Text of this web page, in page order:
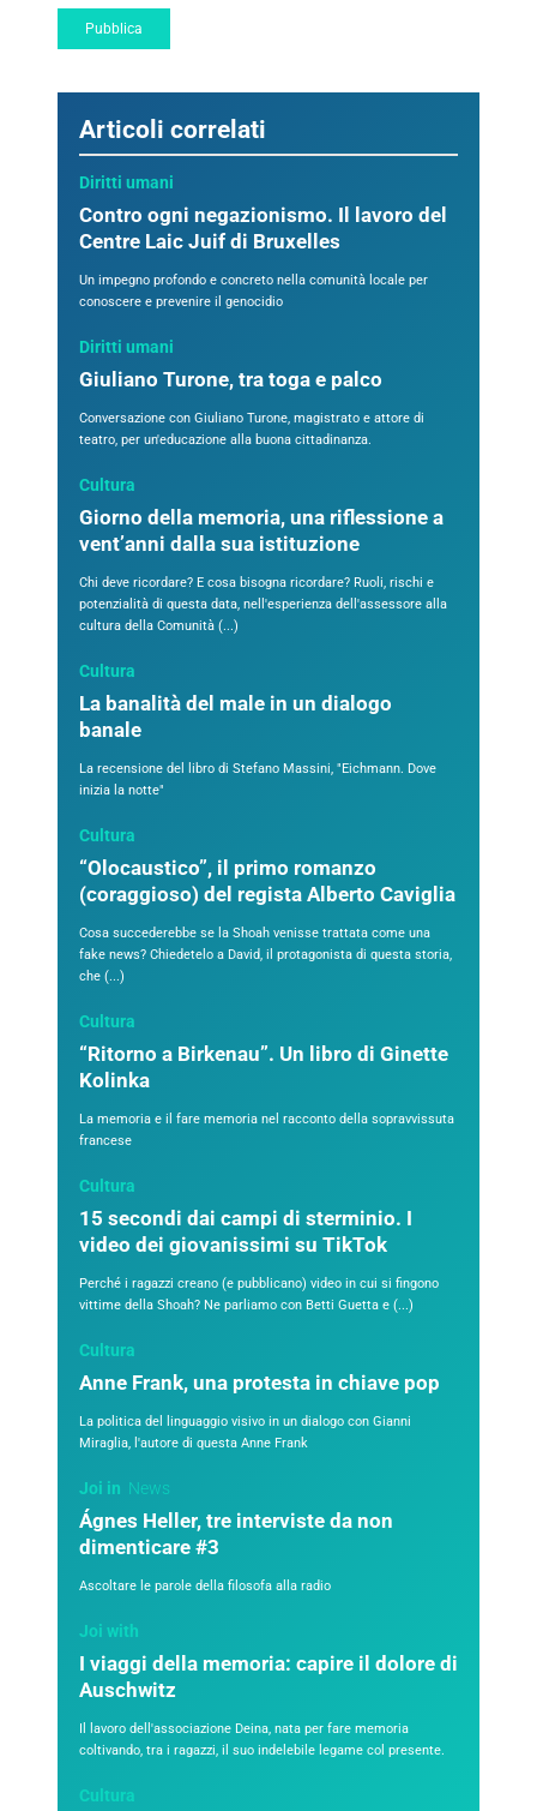
Articoli correlati
Diritti umani
Contro ogni negazionismo. Il lavoro del
Centre Laic Juif di Bruxelles
Un impegno profondo e concreto nella comunità locale per
conoscere e prevenire il genocidio
Diritti umani
Giuliano Turone, tra toga e palco
Conversazione con Giuliano Turone, magistrato e attore di
teatro, per un'educazione alla buona cittadinanza.
Cultura
Giorno della memoria, una riflessione a
vent’anni dalla sua istituzione
Chi deve ricordare? E cosa bisogna ricordare? Ruoli, rischi e
potenzialità di questa data, nell'esperienza dell'assessore alla
cultura della Comunità (...)
Cultura
La banalità del male in un dialogo
banale
La recensione del libro di Stefano Massini, "Eichmann. Dove
inizia la notte"
Cultura
“Olocaustico”, il primo romanzo
(coraggioso) del regista Alberto Caviglia
Cosa succederebbe se la Shoah venisse trattata come una
fake news? Chiedetelo a David, il protagonista di questa storia,
che (...)
Cultura
“Ritorno a Birkenau”. Un libro di Ginette
Kolinka
La memoria e il fare memoria nel racconto della sopravvissuta
francese
Cultura
15 secondi dai campi di sterminio. I
video dei giovanissimi su TikTok
Perché i ragazzi creano (e pubblicano) video in cui si fingono
vittime della Shoah? Ne parliamo con Betti Guetta e (...)
Cultura
Anne Frank, una protesta in chiave pop
La politica del linguaggio visivo in un dialogo con Gianni
Miraglia, l'autore di questa Anne Frank
Joi in News
Ágnes Heller, tre interviste da non
dimenticare #3
Ascoltare le parole della filosofa alla radio
Joi with
I viaggi della memoria: capire il dolore di
Auschwitz
Il lavoro dell'associazione Deina, nata per fare memoria
coltivando, tra i ragazzi, il suo indelebile legame col presente.
Cultura